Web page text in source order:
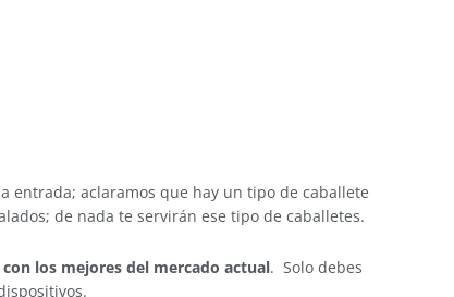
entrada; aclaramos que hay un tipo de caballete
de nada te servirán ese tipo de caballetes.
los mejores del mercado actual. Solo debes